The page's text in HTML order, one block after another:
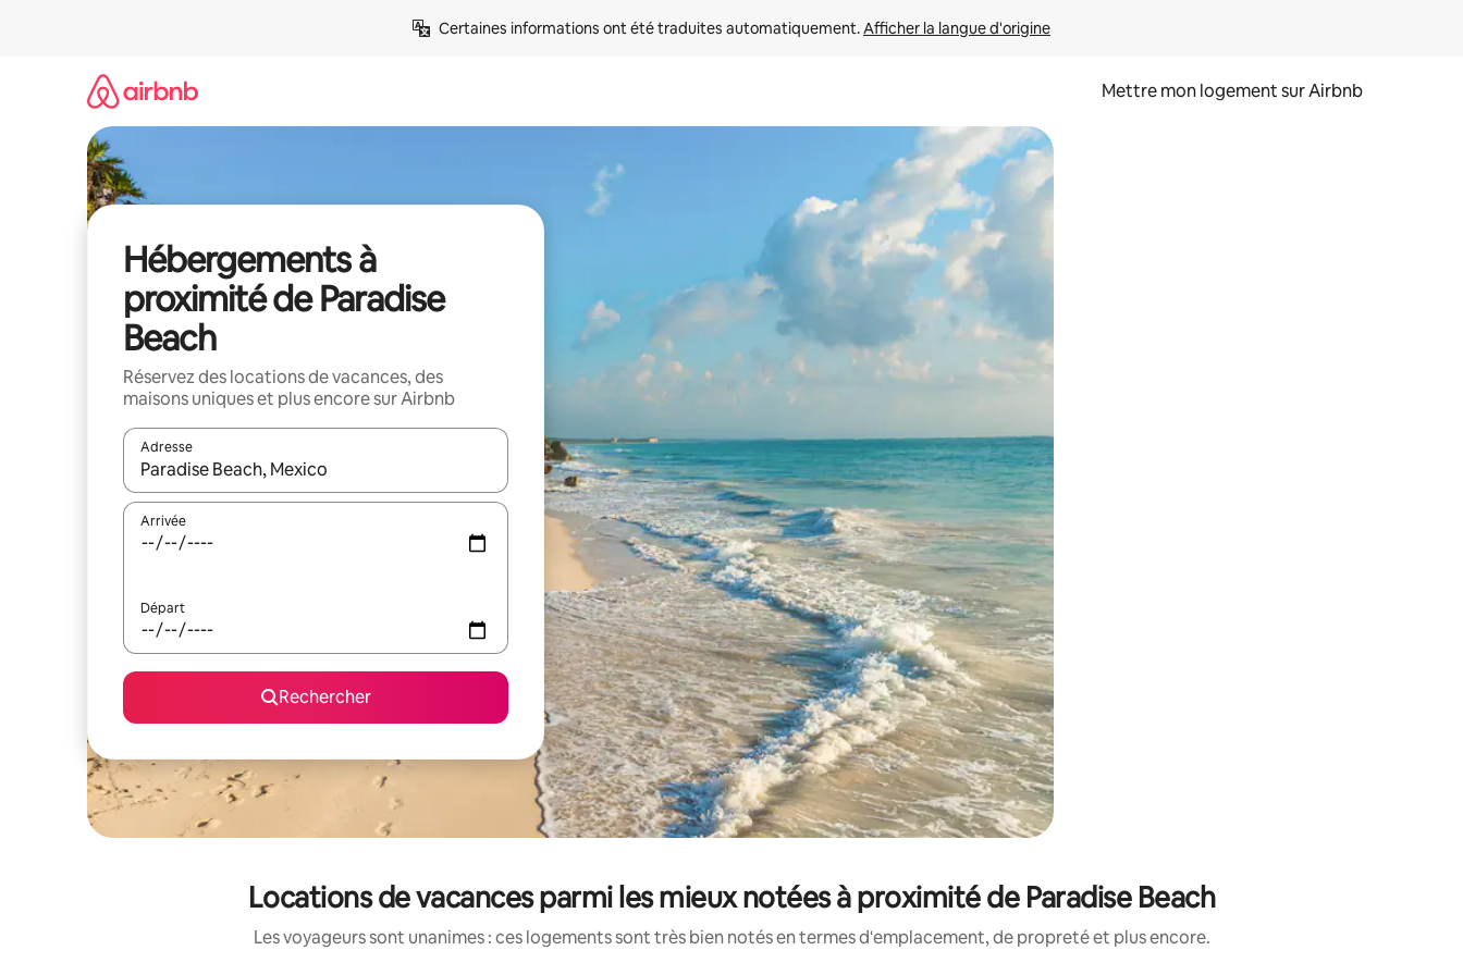
Certaines informations ont été traduites automatiquement. Afficher la langue d'origine
Mettre mon logement sur Airbnb
Hébergements à
proximité de Paradise
Beach
Réservez des locations de vacances, des
maisons uniques et plus encore sur Airbnb
Adresse
Lorsque les résultats s'affichent, utilisez les flèches vers le haut et vers le bas pour les parcourir ou en appuyant et en faisant glisser.
Arrivée
Départ
Rechercher
Locations de vacances parmi les mieux notées à proximité de Paradise Beach
Les voyageurs sont unanimes : ces logements sont très bien notés en termes d'emplacement, de propreté et plus encore.